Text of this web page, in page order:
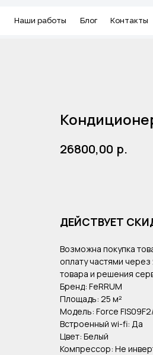
Наши работы Блог Контакты
26800,00 р.
ДЕЙСТВУЕТ
Возможна покупка
оплату частями
товара и решения
Бренд: FeRRUM
Площадь: 25 м²
Модель: Force
Встроенный wi-fi: Да
Цвет: Белый
Компрессор: Не